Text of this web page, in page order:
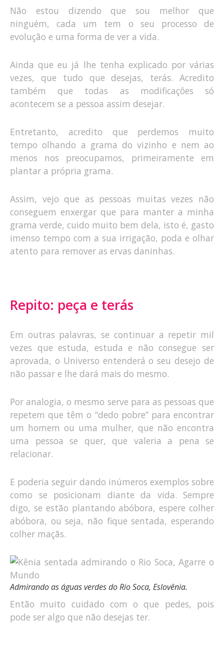
Não estou dizendo que sou melhor que
ninguém, cada um tem o seu processo de
evolução e uma forma de ver a vida.
Ainda que eu já lhe tenha explicado por várias
vezes, que tudo que desejas, terás. Acredito
também que todas as modificações só
acontecem se a pessoa assim desejar.
Entretanto, acredito que perdemos muito
tempo olhando a grama do vizinho e nem ao
menos nos preocupamos, primeiramente em
plantar a própria grama.
Assim, vejo que as pessoas muitas vezes não
conseguem enxergar que para manter a minha
grama verde, cuido muito bem dela, isto é, gasto
imenso tempo com a sua irrigação, poda e olhar
atento para remover as ervas daninhas.
Repito: peça e terás
Em outras palavras, se continuar a repetir mil
vezes que estuda, estuda e não consegue ser
aprovada, o Universo entenderá o seu desejo de
não passar e lhe dará mais do mesmo.
Por analogia, o mesmo serve para as pessoas que
repetem que têm o “dedo pobre” para encontrar
um homem ou uma mulher, que não encontra
uma pessoa se quer, que valeria a pena se
relacionar.
E poderia seguir dando inúmeros exemplos sobre
como se posicionam diante da vida. Sempre
digo, se estão plantando abóbora, espere colher
abóbora, ou seja, não fique sentada, esperando
colher maçãs.
Admirando as águas verdes do Rio Soca, Eslovênia.
Então muito cuidado com o que pedes, pois
pode ser algo que não desejas ter.